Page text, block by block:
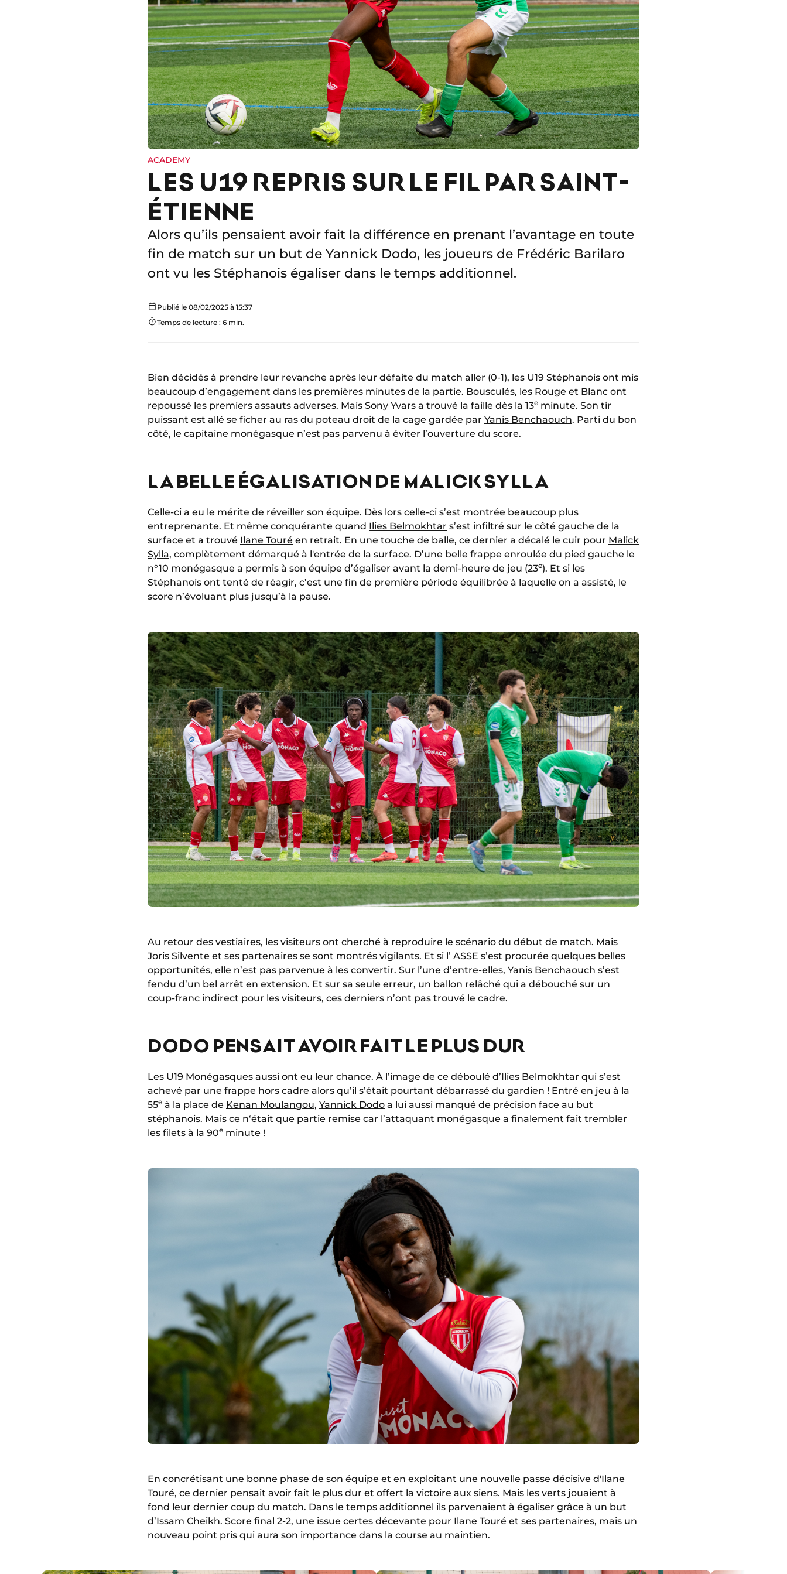
ACADEMY
LES U19 REPRIS SUR LE FIL PAR SAINT-
ÉTIENNE
Alors qu’ils pensaient avoir fait la différence en prenant l’avantage en toute
fin de match sur un but de Yannick Dodo, les joueurs de Frédéric Barilaro
ont vu les Stéphanois égaliser dans le temps additionnel.
Publié le 08/02/2025 à 15:37
Temps de lecture : 6 min.
Bien décidés à prendre leur revanche après leur défaite du match aller (0-1), les U19 Stéphanois ont mis
beaucoup d’engagement dans les premières minutes de la partie. Bousculés, les Rouge et Blanc ont
repoussé les premiers assauts adverses. Mais Sony Yvars a trouvé la faille dès la 13e minute. Son tir
puissant est allé se ficher au ras du poteau droit de la cage gardée par Yanis Benchaouch. Parti du bon
côté, le capitaine monégasque n’est pas parvenu à éviter l’ouverture du score.
LA BELLE ÉGALISATION DE MALICK SYLLA
Celle-ci a eu le mérite de réveiller son équipe. Dès lors celle-ci s’est montrée beaucoup plus
entreprenante. Et même conquérante quand Ilies Belmokhtar s’est infiltré sur le côté gauche de la
surface et a trouvé Ilane Touré en retrait. En une touche de balle, ce dernier a décalé le cuir pour Malick
Sylla, complètement démarqué à l'entrée de la surface. D’une belle frappe enroulée du pied gauche le
n°10 monégasque a permis à son équipe d’égaliser avant la demi-heure de jeu (23e). Et si les
Stéphanois ont tenté de réagir, c’est une fin de première période équilibrée à laquelle on a assisté, le
score n’évoluant plus jusqu’à la pause.
Au retour des vestiaires, les visiteurs ont cherché à reproduire le scénario du début de match. Mais
Joris Silvente et ses partenaires se sont montrés vigilants. Et si l’ ASSE s’est procurée quelques belles
opportunités, elle n’est pas parvenue à les convertir. Sur l’une d’entre-elles, Yanis Benchaouch s’est
fendu d’un bel arrêt en extension. Et sur sa seule erreur, un ballon relâché qui a débouché sur un
coup-franc indirect pour les visiteurs, ces derniers n’ont pas trouvé le cadre.
DODO PENSAIT AVOIR FAIT LE PLUS DUR
Les U19 Monégasques aussi ont eu leur chance. À l’image de ce déboulé d’Ilies Belmokhtar qui s’est
achevé par une frappe hors cadre alors qu’il s’était pourtant débarrassé du gardien ! Entré en jeu à la
55e à la place de Kenan Moulangou, Yannick Dodo a lui aussi manqué de précision face au but
stéphanois. Mais ce n‘était que partie remise car l’attaquant monégasque a finalement fait trembler
les filets à la 90e minute !
En concrétisant une bonne phase de son équipe et en exploitant une nouvelle passe décisive d'Ilane
Touré, ce dernier pensait avoir fait le plus dur et offert la victoire aux siens. Mais les verts jouaient à
fond leur dernier coup du match. Dans le temps additionnel ils parvenaient à égaliser grâce à un but
d’Issam Cheikh. Score final 2-2, une issue certes décevante pour Ilane Touré et ses partenaires, mais un
nouveau point pris qui aura son importance dans la course au maintien.